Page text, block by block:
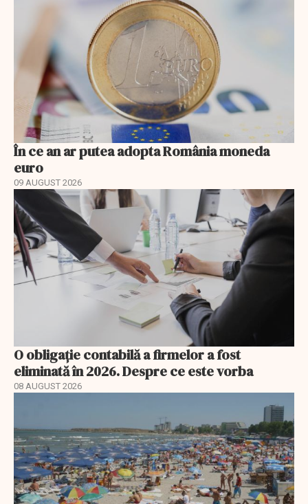
În ce an ar putea adopta România moneda
euro
09 AUGUST 2026
O obligație contabilă a firmelor a fost
eliminată în 2026. Despre ce este vorba
08 AUGUST 2026